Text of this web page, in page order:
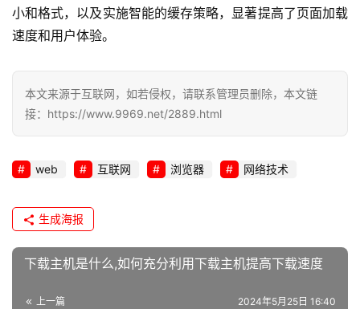
小和格式，以及实施智能的缓存策略，显著提高了页面加载
速度和用户体验。
本文来源于互联网，如若侵权，请联系管理员删除，本文链
接：https://www.9969.net/2889.html
web 互联网 浏览器 网络技术
生成海报
下载主机是什么,如何充分利用下载主机提高下载速度
上一篇 2024年5月25日 16:40